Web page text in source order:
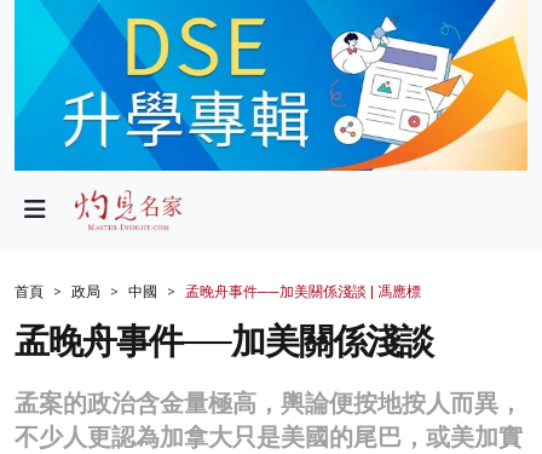
政局
財經
生活
商業
首頁 政局 中國 孟晚舟事件──加美關係淺談 | 馮應標
孟晚舟事件──加美關係淺談
孟案的政治含金量極高，輿論便按地按人而異，
不少人更認為加拿大只是美國的尾巴，或美加實